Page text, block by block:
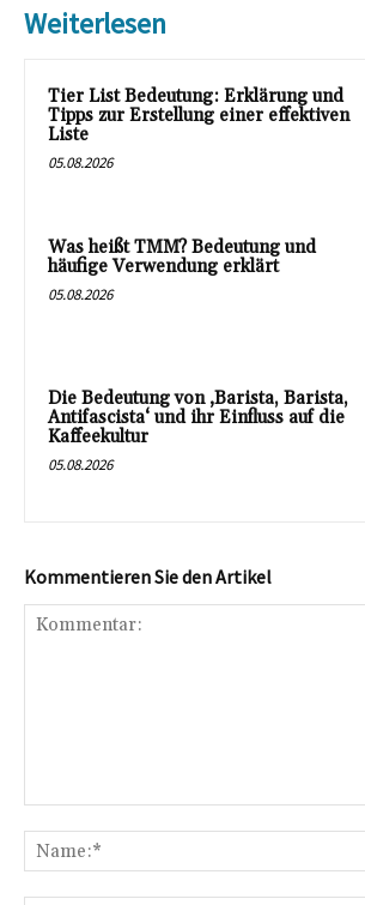
Weiterlesen
Tier List Bedeutung: Erklärung und
Tipps zur Erstellung einer effektiven
Liste
05.08.2026
Was heißt TMM? Bedeutung und
häufige Verwendung erklärt
05.08.2026
Die Bedeutung von ‚Barista, Barista,
Antifascista‘ und ihr Einfluss auf die
Kaffeekultur
05.08.2026
Kommentieren Sie den Artikel